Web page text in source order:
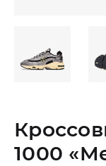
1000